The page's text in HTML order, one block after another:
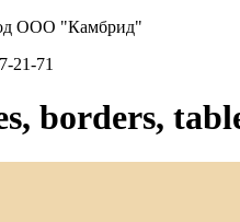
ООО "Камбрид"
21-71
borders,